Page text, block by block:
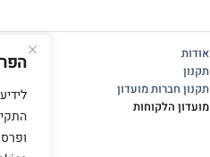
אודות
תקנון
תקנון חברות מועדון
מועדון הלקוחות